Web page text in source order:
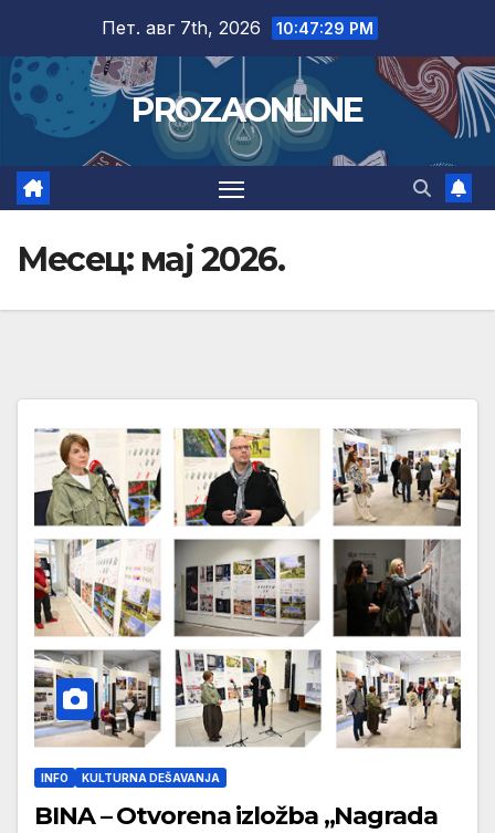
content
Пет. авг 7th, 2026 10:47:30 PM
PROZAONLINE
Месец: мај 2026.
INFO KULTURNA DEŠAVANJA
BINA – Otvorena izložba „Nagrada